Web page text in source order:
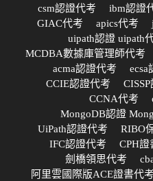
csm認證代考
ibm認證
GIAC代考
apics代考
uipath認證 uipath
MCDBA數據庫管理師代考
acma認證代考
ecsa
CCIE認證代考
CCNA代考
MongoDB認證
UiPath認證代考
RIBO
IFC認證代考
CPH證
劍橋領思代考
阿里雲國際版ACE證書代考